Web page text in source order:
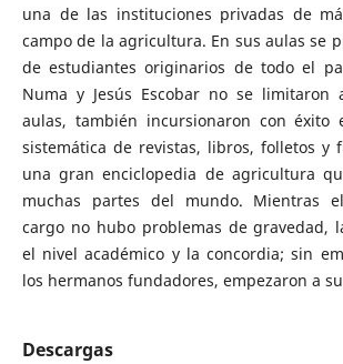
una de las instituciones privadas de
campo de la agricultura. En sus aulas se
de estudiantes originarios de todo el
Numa y Jesús Escobar no se limitaron
aulas, también incursionaron con éxito
sistemática de revistas, libros, folletos y
una gran enciclopedia de agricultura
muchas partes del mundo. Mientras
cargo no hubo problemas de gravedad,
el nivel académico y la concordia; sin
los hermanos fundadores, empezaron a
Descargas